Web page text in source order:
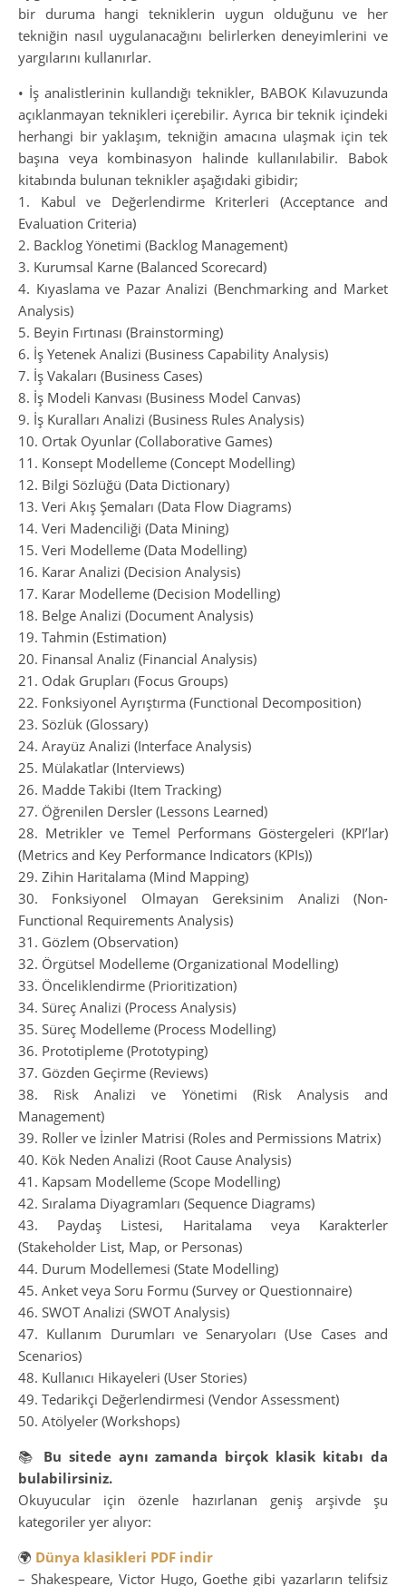
bir duruma hangi tekniklerin uygun olduğunu ve her
tekniğin nasıl uygulanacağını belirlerken deneyimlerini ve
yargılarını kullanırlar.
• İş analistlerinin kullandığı teknikler, BABOK Kılavuzunda
açıklanmayan teknikleri içerebilir. Ayrıca bir teknik içindeki
herhangi bir yaklaşım, tekniğin amacına ulaşmak için tek
başına veya kombinasyon halinde kullanılabilir. Babok
kitabında bulunan teknikler aşağıdaki gibidir;
1. Kabul ve Değerlendirme Kriterleri (Acceptance and
Evaluation Criteria)
2. Backlog Yönetimi (Backlog Management)
3. Kurumsal Karne (Balanced Scorecard)
4. Kıyaslama ve Pazar Analizi (Benchmarking and Market
Analysis)
5. Beyin Fırtınası (Brainstorming)
6. İş Yetenek Analizi (Business Capability Analysis)
7. İş Vakaları (Business Cases)
8. İş Modeli Kanvası (Business Model Canvas)
9. İş Kuralları Analizi (Business Rules Analysis)
10. Ortak Oyunlar (Collaborative Games)
11. Konsept Modelleme (Concept Modelling)
12. Bilgi Sözlüğü (Data Dictionary)
13. Veri Akış Şemaları (Data Flow Diagrams)
14. Veri Madenciliği (Data Mining)
15. Veri Modelleme (Data Modelling)
16. Karar Analizi (Decision Analysis)
17. Karar Modelleme (Decision Modelling)
18. Belge Analizi (Document Analysis)
19. Tahmin (Estimation)
20. Finansal Analiz (Financial Analysis)
21. Odak Grupları (Focus Groups)
22. Fonksiyonel Ayrıştırma (Functional Decomposition)
23. Sözlük (Glossary)
24. Arayüz Analizi (Interface Analysis)
25. Mülakatlar (Interviews)
26. Madde Takibi (Item Tracking)
27. Öğrenilen Dersler (Lessons Learned)
28. Metrikler ve Temel Performans Göstergeleri (KPI’lar)
(Metrics and Key Performance Indicators (KPIs))
29. Zihin Haritalama (Mind Mapping)
30. Fonksiyonel Olmayan Gereksinim Analizi (Non-
Functional Requirements Analysis)
31. Gözlem (Observation)
32. Örgütsel Modelleme (Organizational Modelling)
33. Önceliklendirme (Prioritization)
34. Süreç Analizi (Process Analysis)
35. Süreç Modelleme (Process Modelling)
36. Prototipleme (Prototyping)
37. Gözden Geçirme (Reviews)
38. Risk Analizi ve Yönetimi (Risk Analysis and
Management)
39. Roller ve İzinler Matrisi (Roles and Permissions Matrix)
40. Kök Neden Analizi (Root Cause Analysis)
41. Kapsam Modelleme (Scope Modelling)
42. Sıralama Diyagramları (Sequence Diagrams)
43. Paydaş Listesi, Haritalama veya Karakterler
(Stakeholder List, Map, or Personas)
44. Durum Modellemesi (State Modelling)
45. Anket veya Soru Formu (Survey or Questionnaire)
46. SWOT Analizi (SWOT Analysis)
47. Kullanım Durumları ve Senaryoları (Use Cases and
Scenarios)
48. Kullanıcı Hikayeleri (User Stories)
49. Tedarikçi Değerlendirmesi (Vendor Assessment)
50. Atölyeler (Workshops)
📚 Bu sitede aynı zamanda birçok klasik kitabı da
bulabilirsiniz.
Okuyucular için özenle hazırlanan geniş arşivde şu
kategoriler yer alıyor:
🌍 Dünya klasikleri PDF indir
– Shakespeare, Victor Hugo, Goethe gibi yazarların telifsiz